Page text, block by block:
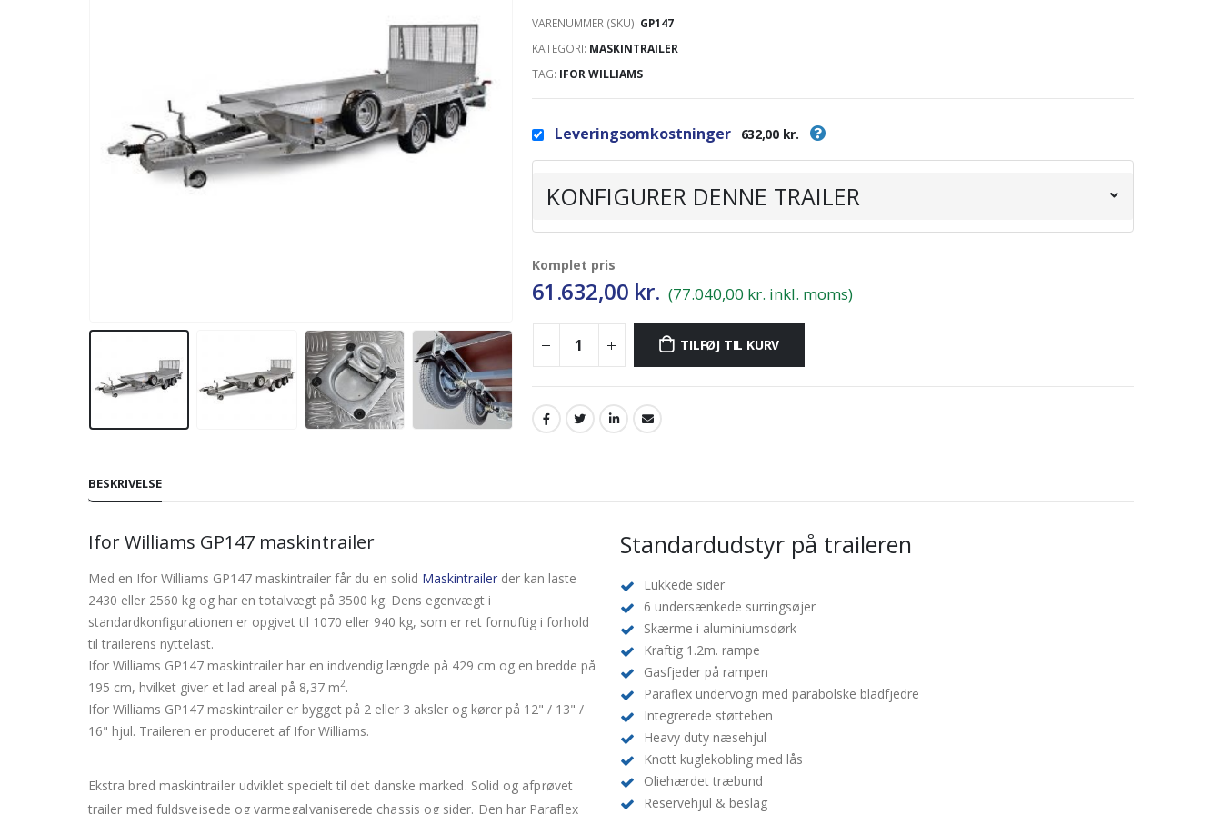
VARENUMMER (SKU): GP147
KATEGORI: MASKINTRAILER
TAG: IFOR WILLIAMS
Leveringsomkostninger 632,00 kr.
KONFIGURER DENNE TRAILER
Komplet pris
61.632,00 kr. (77.040,00 kr. inkl. moms)
TILFØJ TIL KURV
BESKRIVELSE
Ifor Williams GP147 maskintrailer
Med en Ifor Williams GP147 maskintrailer får du en solid Maskintrailer der kan laste
2430 eller 2560 kg og har en totalvægt på 3500 kg. Dens egenvægt i
standardkonfigurationen er opgivet til 1070 eller 940 kg, som er ret fornuftig i forhold
til trailerens nyttelast.
Ifor Williams GP147 maskintrailer har en indvendig længde på 429 cm og en bredde på
195 cm, hvilket giver et lad areal på 8,37 m2.
Ifor Williams GP147 maskintrailer er bygget på 2 eller 3 aksler og kører på 12" / 13" /
16" hjul. Traileren er produceret af Ifor Williams.
Ekstra bred maskintrailer udviklet specielt til det danske marked. Solid og afprøvet
trailer med fuldsvejsede og varmegalvaniserede chassis og sider. Den har Paraflex
Standardudstyr på traileren
Lukkede sider
6 undersænkede surringsøjer
Skærme i aluminiumsdørk
Kraftig 1.2m. rampe
Gasfjeder på rampen
Paraflex undervogn med parabolske bladfjedre
Integrerede støtteben
Heavy duty næsehjul
Knott kuglekobling med lås
Oliehærdet træbund
Reservehjul & beslag